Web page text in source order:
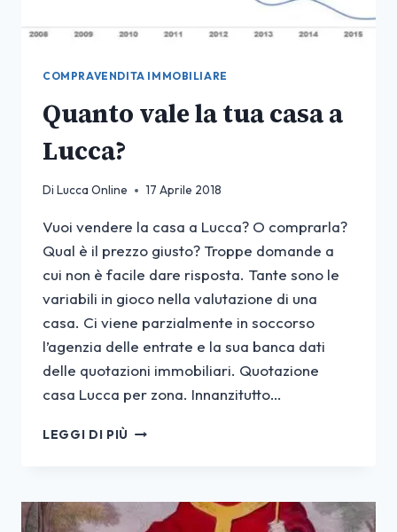
COMPRAVENDITA IMMOBILIARE
Quanto vale la tua casa a
Lucca?
Di Lucca Online 17 Aprile 2018
Vuoi vendere la casa a Lucca? O comprarla?
Qual è il prezzo giusto? Troppe domande a
cui non è facile dare risposta. Tante sono le
variabili in gioco nella valutazione di una
casa. Ci viene parzialmente in soccorso
l’agenzia delle entrate e la sua banca dati
delle quotazioni immobiliari. Quotazione
casa Lucca per zona. Innanzitutto…
LEGGI DI PIÙ QUANTO
CASA